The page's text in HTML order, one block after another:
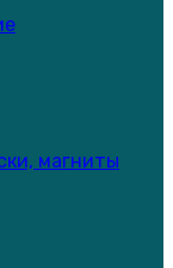
магниты